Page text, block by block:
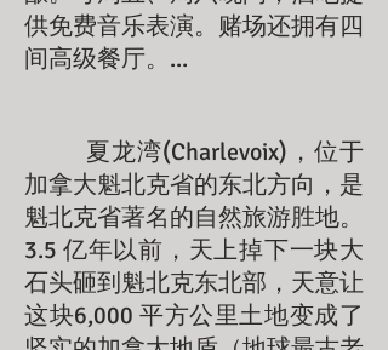
供免费音乐表演。赌场还拥有四
间高级餐厅。...
夏龙湾(Charlevoix)，位于
加拿大魁北克省的东北方向，是
魁北克省著名的自然旅游胜地。
3.5 亿年以前，天上掉下一块大
石头砸到魁北克东北部，天意让
这块6,000 平方公里土地变成了